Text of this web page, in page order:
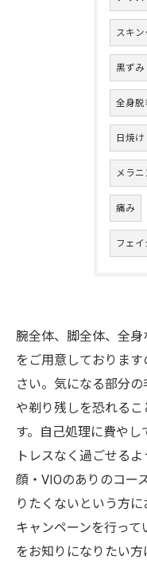
スキン
黒ずみ
全身脱
日焼け
メラニ
痛み
フェイ
腕全体、脚全体、全
をご用意しておりま
さい。気になる部分
や剃り残しを恐れる
す。自己処理に費や
トレスなく過ごせる
顔・VIOのありのコー
りたくないという方
キャンペーンを行っ
をお知りになりたい方